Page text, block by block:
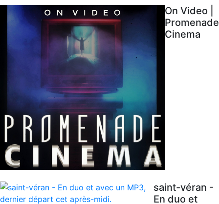
On Video |
Promenade
Cinema
saint-véran -
En duo et